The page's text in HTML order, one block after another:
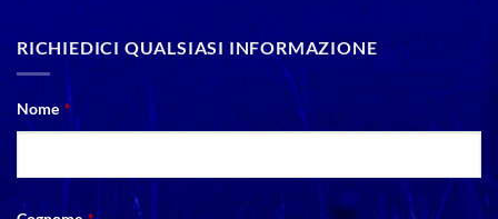
RICHIEDICI QUALSIASI INFORMAZIONE
Nome *